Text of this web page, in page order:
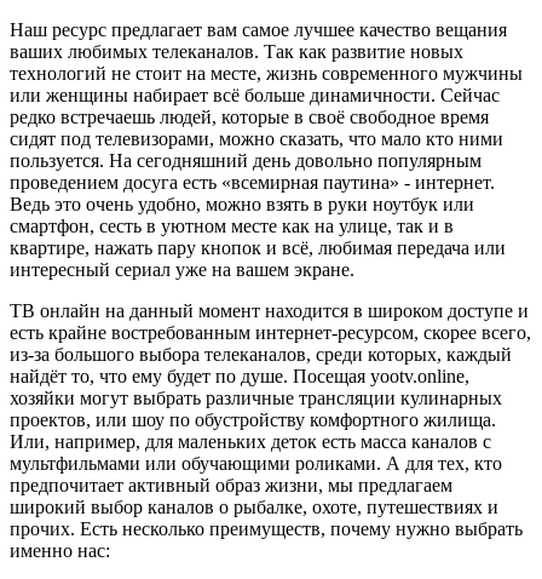
Наш ресурс предлагает вам самое лучшее качество вещания
ваших любимых телеканалов. Так как развитие новых
технологий не стоит на месте, жизнь современного мужчины
или женщины набирает всё больше динамичности. Сейчас
редко встречаешь людей, которые в своё свободное время
сидят под телевизорами, можно сказать, что мало кто ними
пользуется. На сегодняшний день довольно популярным
проведением досуга есть «всемирная паутина» - интернет.
Ведь это очень удобно, можно взять в руки ноутбук или
смартфон, сесть в уютном месте как на улице, так и в
квартире, нажать пару кнопок и всё, любимая передача или
интересный сериал уже на вашем экране.
ТВ онлайн на данный момент находится в широком доступе и
есть крайне востребованным интернет-ресурсом, скорее всего,
из-за большого выбора телеканалов, среди которых, каждый
найдёт то, что ему будет по душе. Посещая yootv.online,
хозяйки могут выбрать различные трансляции кулинарных
проектов, или шоу по обустройству комфортного жилища.
Или, например, для маленьких деток есть масса каналов с
мультфильмами или обучающими роликами. А для тех, кто
предпочитает активный образ жизни, мы предлагаем
широкий выбор каналов о рыбалке, охоте, путешествиях и
прочих. Есть несколько преимуществ, почему нужно выбрать
именно нас: